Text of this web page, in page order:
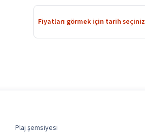
Fiyatları görmek için tarih seçiniz
Plaj şemsiyesi